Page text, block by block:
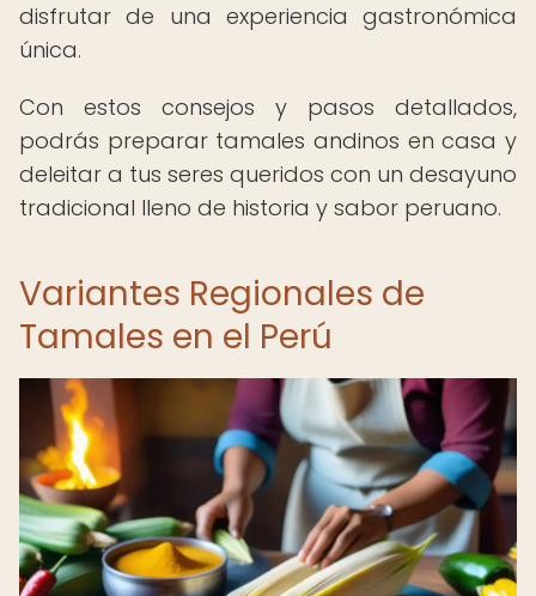
disfrutar de una experiencia gastronómica
única.
Con estos consejos y pasos detallados,
podrás preparar tamales andinos en casa y
deleitar a tus seres queridos con un desayuno
tradicional lleno de historia y sabor peruano.
Variantes Regionales de
Tamales en el Perú